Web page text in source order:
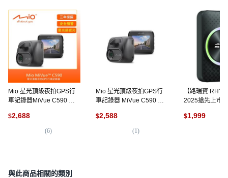
Mio 星光頂級夜拍GPS行
車記錄器MiVue C590 點
卡, 贈32G卡
$2,688
(6)
Mio 星光頂級夜拍GPS行
車記錄器 MiVue C590 點
1GB
$2,588
(1)
【路瑞寶
2025搶先上市
音 投屏, 詳見包
$1,999
與此商品相關的類別